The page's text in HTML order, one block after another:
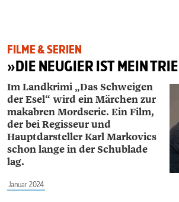
FILME & SERIEN
»DIE NEUGIER IST MEIN
Im Landkrimi „Das Schweigen
der Esel“ wird ein Märchen zur
makabren Mordserie. Ein Film,
der bei Regisseur und
Hauptdarsteller Karl ­Markovics
schon lange in der Schublade
lag.
Januar 2024